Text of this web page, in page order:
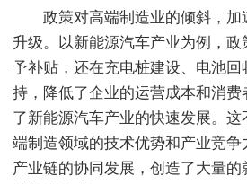
政策对高端制造业的倾斜，加
升级。以新能源汽车产业为例，
予补贴，还在充电桩建设、电池回
持，降低了企业的运营成本和消费
了新能源汽车产业的快速发展。
端制造领域的技术优势和产业竞
产业链的协同发展，创造了大量